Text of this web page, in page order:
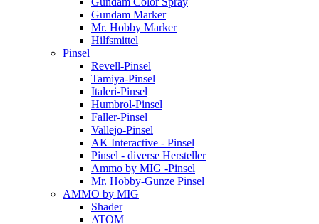
Gundam Marker
Mr. Hobby Marker
Hilfsmittel
Pinsel
Revell-Pinsel
Tamiya-Pinsel
Italeri-Pinsel
Humbrol-Pinsel
Faller-Pinsel
Vallejo-Pinsel
AK Interactive - Pinsel
Pinsel - diverse Hersteller
Ammo by MIG -Pinsel
Mr. Hobby-Gunze Pinsel
AMMO by MIG
Shader
ATOM